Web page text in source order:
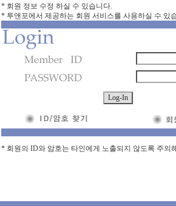
* 회원 정보 수정 하실 수 있습니다.
* 투앤포에서 제공하는 회원 서비스를 사용하실 수 있
* 회원의 ID와 암호는 타인에게 노출되지 않도록 주의